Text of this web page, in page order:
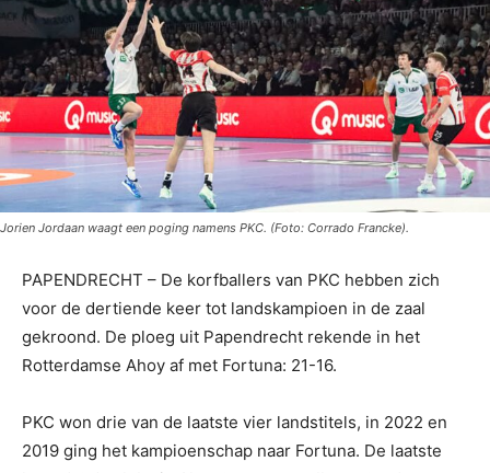
Jorien Jordaan waagt een poging namens PKC. (Foto: Corrado Francke).
PAPENDRECHT – De korfballers van PKC hebben zich
voor de dertiende keer tot landskampioen in de zaal
gekroond. De ploeg uit Papendrecht rekende in het
Rotterdamse Ahoy af met Fortuna: 21-16.
PKC won drie van de laatste vier landstitels, in 2022 en
2019 ging het kampioenschap naar Fortuna. De laatste